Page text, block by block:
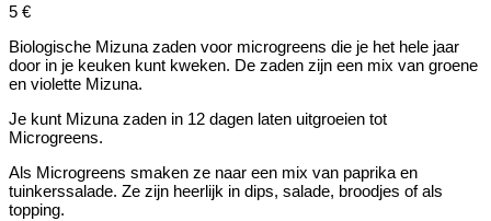
5 €
Biologische Mizuna zaden voor microgreens die je het hele jaar
door in je keuken kunt kweken. De zaden zijn een mix van groene
en violette Mizuna.
Je kunt Mizuna zaden in 12 dagen laten uitgroeien tot
Microgreens.
Als Microgreens smaken ze naar een mix van paprika en
tuinkerssalade. Ze zijn heerlijk in dips, salade, broodjes of als
topping.